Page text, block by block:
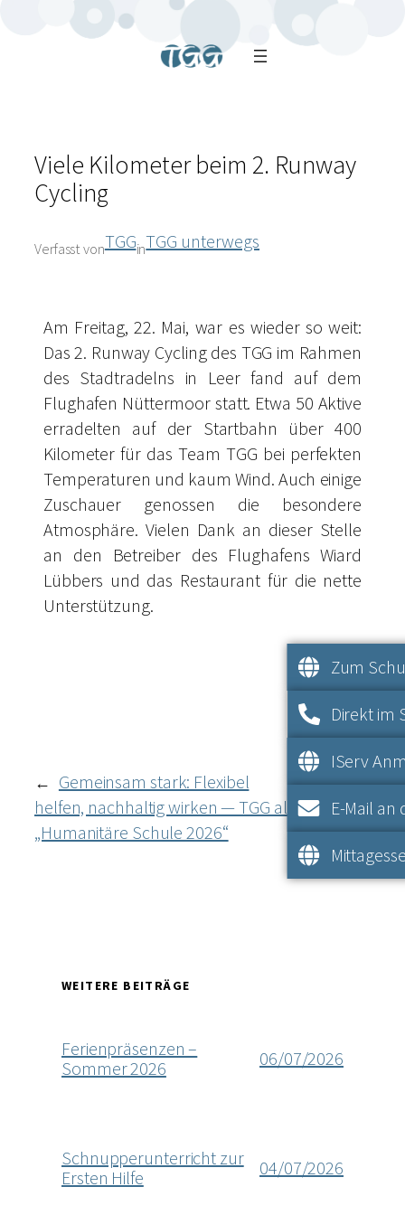
Viele Kilometer beim 2. Runway
Cycling
Verfasst vonTGGinTGG unterwegs
Am Freitag, 22. Mai, war es wieder so weit:
Das 2. Runway Cycling des TGG im Rahmen
des Stadtradelns in Leer fand auf dem
Flughafen Nüttermoor statt. Etwa 50 Aktive
erradelten auf der Startbahn über 400
Kilometer für das Team TGG bei perfekten
Temperaturen und kaum Wind. Auch einige
Zuschauer genossen die besondere
Atmosphäre. Vielen Dank an dieser Stelle
an den Betreiber des Flughafens Wiard
Lübbers und das Restaurant für die nette
Unterstützung.
← Gemeinsam stark: Flexibel
helfen, nachhaltig wirken — TGG als
„Humanitäre Schule 2026“
Roboter
bauen
Mosaike
→
WEITERE BEITRÄGE
Ferienpräsenzen –
Sommer 2026
06/07/2026
Schnupperunterricht zur
Ersten Hilfe
04/07/2026
Zum
Direkt im
IServ
E-Mail an